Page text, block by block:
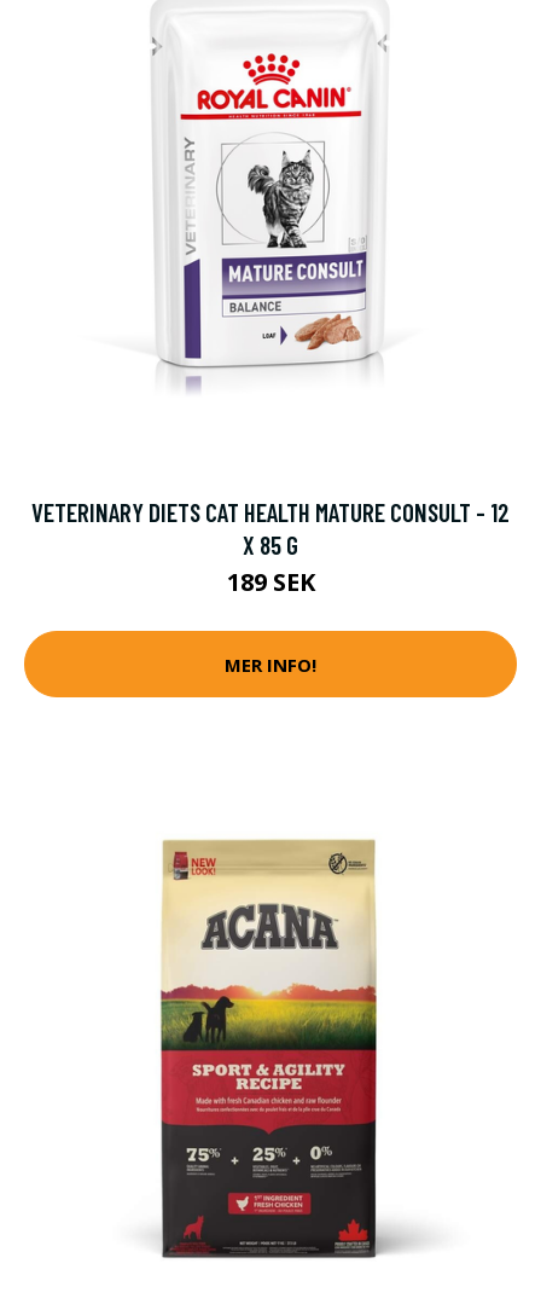
VETERINARY DIETS CAT HEALTH MATURE CONSULT - 12
X 85 G
189 SEK
MER INFO!